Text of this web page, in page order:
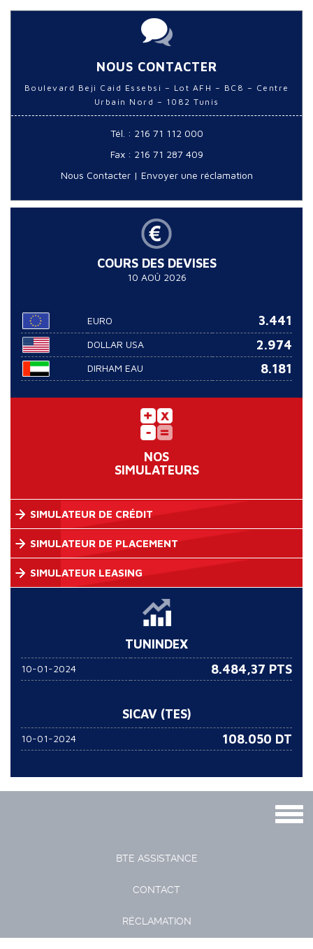
NOUS CONTACTER
Boulevard Beji Caid Essebsi – Lot AFH – BC8 – Centre
Urbain Nord – 1082 Tunis
Tél. : 216 71 112 000
Fax : 216 71 287 409
Nous Contacter| Envoyer une réclamation
COURS DES DEVISES
10 AOÛ 2026
EURO 3.441
DOLLAR USA 2.974
DIRHAM EAU 8.181
NOS
SIMULATEURS
SIMULATEUR DE CRÉDIT
SIMULATEUR DE PLACEMENT
SIMULATEUR LEASING
TUNINDEX
10-01-2024 8.484,37 PTS
SICAV (TES)
10-01-2024 108.050 DT
BTE ASSISTANCE
CONTACT
RÉCLAMATION